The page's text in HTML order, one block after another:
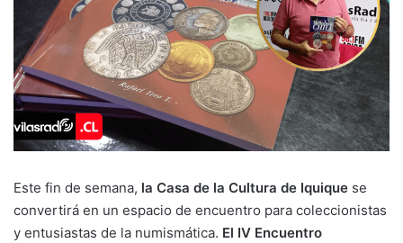
Este fin de semana, la Casa de la Cultura de Iquique se
convertirá en un espacio de encuentro para coleccionistas
y entusiastas de la numismática. El IV Encuentro